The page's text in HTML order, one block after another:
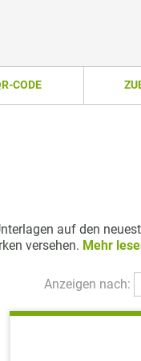
CODE
auf den
versehen. Mehr
Anzeigen nach: